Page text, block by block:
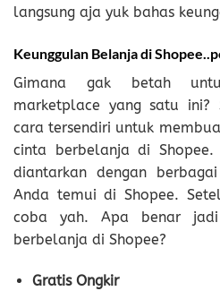
langsung aja yuk bahas
Keunggulan Belanja di
Gimana gak betah
marketplace yang satu ini?
cara tersendiri untuk
cinta berbelanja di
diantarkan dengan
Anda temui di Shopee.
coba yah. Apa benar
berbelanja di Shopee?
Gratis Ongkir